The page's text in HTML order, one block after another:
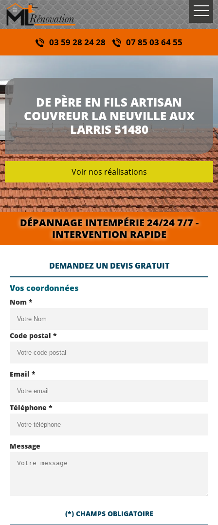
03 59 28 24 28 07 85 03 64 55
DE PÈRE EN FILS ARTISAN
COUVREUR LA NEUVILLE AUX
LARRIS 51480
Voir nos réalisations
DÉPANNAGE INTEMPÉRIE 24/24 7/7 -
INTERVENTION RAPIDE
DEMANDEZ UN DEVIS GRATUIT
Vos coordonnées
Nom *
Code postal *
Email *
Téléphone *
Message
(*) CHAMPS OBLIGATOIRE